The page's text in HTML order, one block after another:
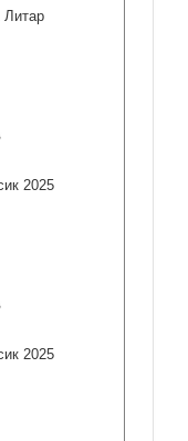
2025
2025